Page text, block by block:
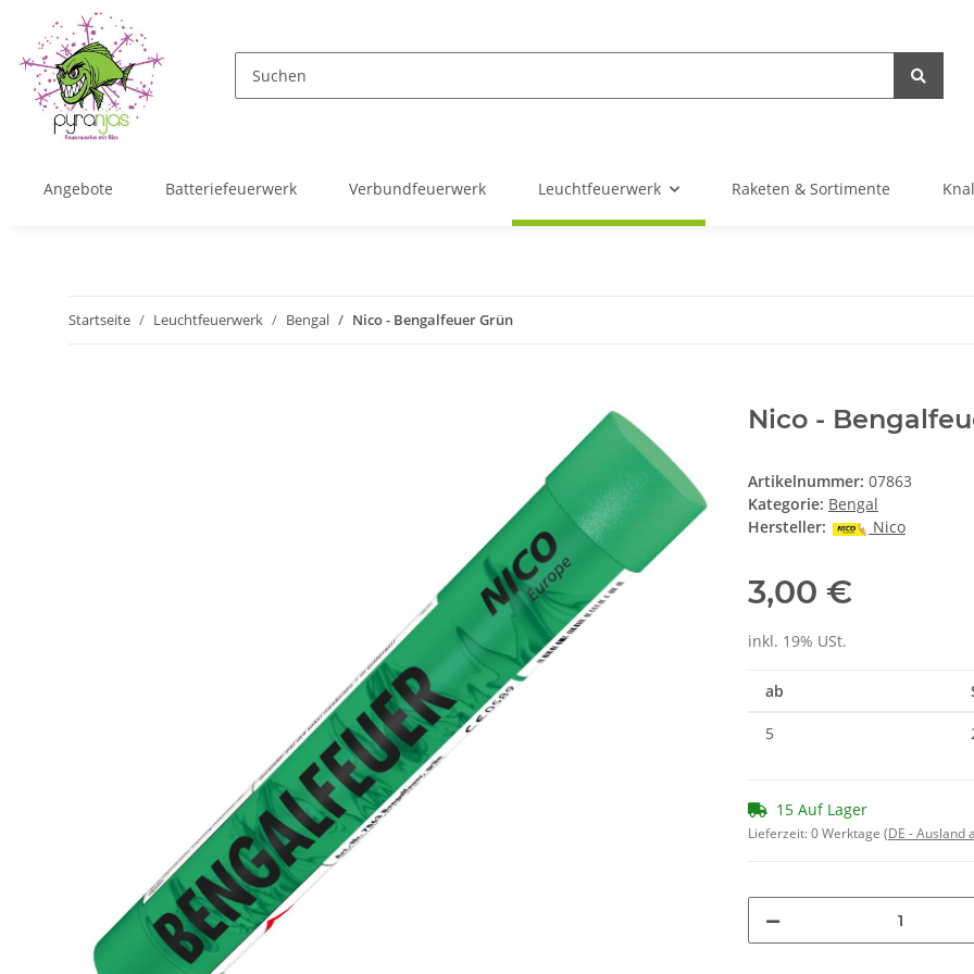
Angebote Batteriefeuerwerk Verbundfeuerwerk Leuchtfeuerwerk Raketen & Sortimente
Startseite Leuchtfeuerwerk Bengal Nico - Bengalfeuer Grün
Nico -
Artikelnummer: 07863
Kategorie: Bengal
Hersteller:
Nico
3,00 €
inkl. 19% USt.
ab
5
15 Auf Lager
Lieferzeit:0 Werktage (DE - Ausland